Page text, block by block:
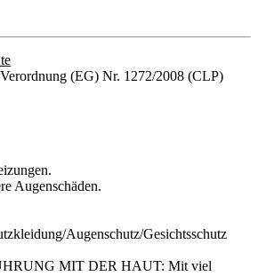
(EG) Nr. 1272/2008 (CLP)
Augenschäden.
Augenschutz/Gesichtsschutz
MIT DER HAUT: Mit viel